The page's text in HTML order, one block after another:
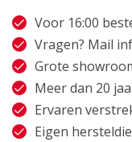
Voor 16:00
Vragen? Mail
Grote
Meer dan 20
Ervaren
Eigen